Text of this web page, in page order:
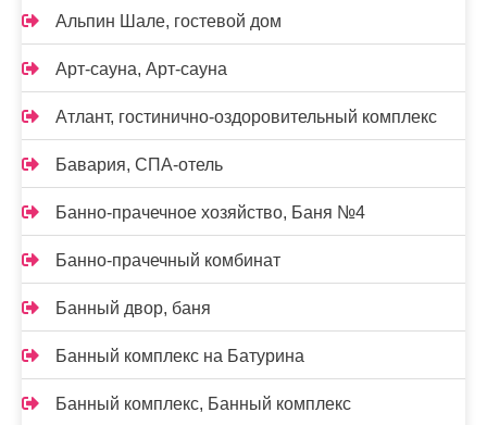
Альпин Шале, гостевой дом
Арт-сауна, Арт-сауна
Атлант, гостинично-оздоровительный комплекс
Бавария, СПА-отель
Банно-прачечное хозяйство, Баня №4
Банно-прачечный комбинат
Банный двор, баня
Банный комплекс на Батурина
Банный комплекс, Банный комплекс